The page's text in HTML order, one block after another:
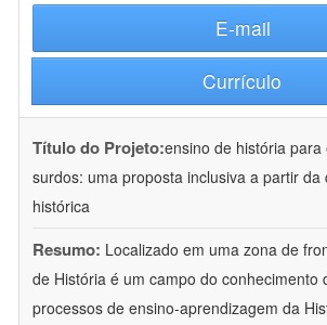
E-mail
Currículo
Título do Projeto:ensino de história para
surdos: uma proposta inclusiva a partir da
histórica
Resumo: Localizado em uma zona de
de História é um campo do conhecimento
processos de ensino-aprendizagem da